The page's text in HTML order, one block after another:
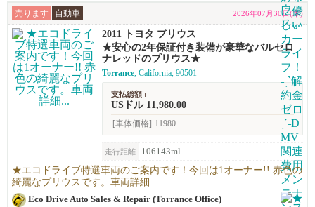
売ります 自動車 2026年07月30日(木)
2011 トヨタ プリウス
★安心の2年保証付き装備が豪華なバルセロ
ナレッドのプリウス★
Torrance, California, 90501
支払総額 :
USドル 11,980.00
[車体価格] 11980
走行距離 106143ml
★エコドライブ特選車両のご案内です！今回は1オーナー!! 赤色の
綺麗なプリウスです。車両詳細...
Eco Drive Auto Sales & Repair (Torrance Office)